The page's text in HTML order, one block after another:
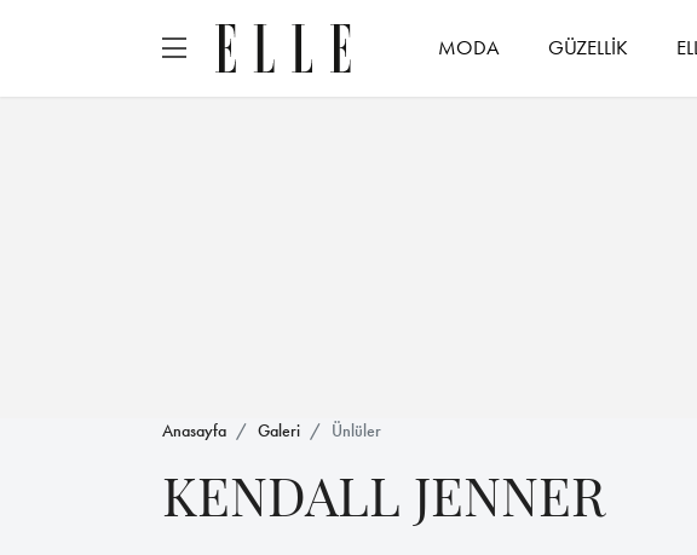
MODA GÜZELLİK
Anasayfa Galeri Ünlüler
KENDALL JENNER